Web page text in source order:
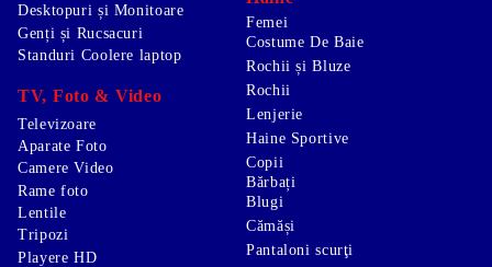
Desktopuri și Monitoare
Genți și Rucsacuri
Standuri Coolere laptop
TV, Foto & Video
Televizoare
Aparate Foto
Camere Video
Rame foto
Lentile
Tripozi
Playere HD
Femei
Costume De Baie
Rochii și Bluze
Rochii
Lenjerie
Haine Sportive
Copii
Bărbați
Blugi
Cămăși
Pantaloni scurţi